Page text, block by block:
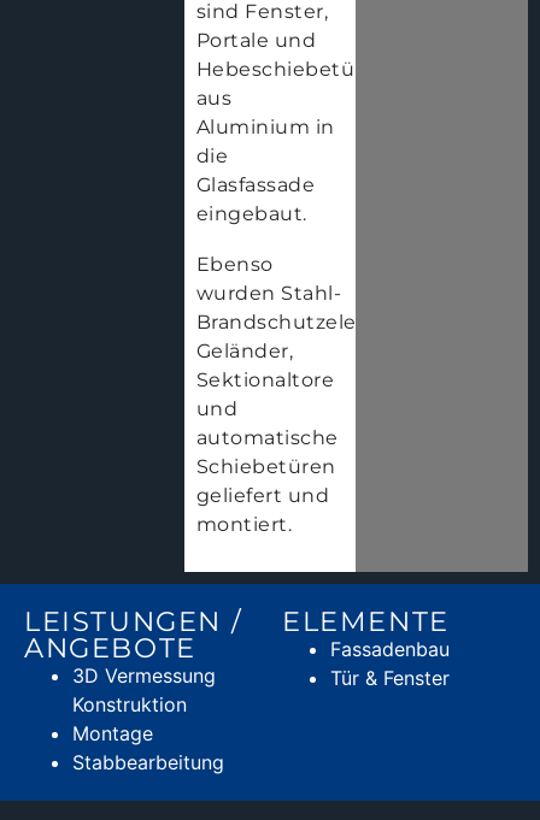
sind Fenster,
Portale und
Hebeschiebetüren
aus
Aluminium in
die
Glasfassade
eingebaut.
Ebenso
wurden Stahl-
Brandschutzelemente,
Geländer,
Sektionaltore
und
automatische
Schiebetüren
geliefert und
montiert.
LEISTUNGEN /
ANGEBOTE
3D Vermessung
Konstruktion
Montage
Stabbearbeitung
ELEMENTE
Fassadenbau
Tür & Fenster